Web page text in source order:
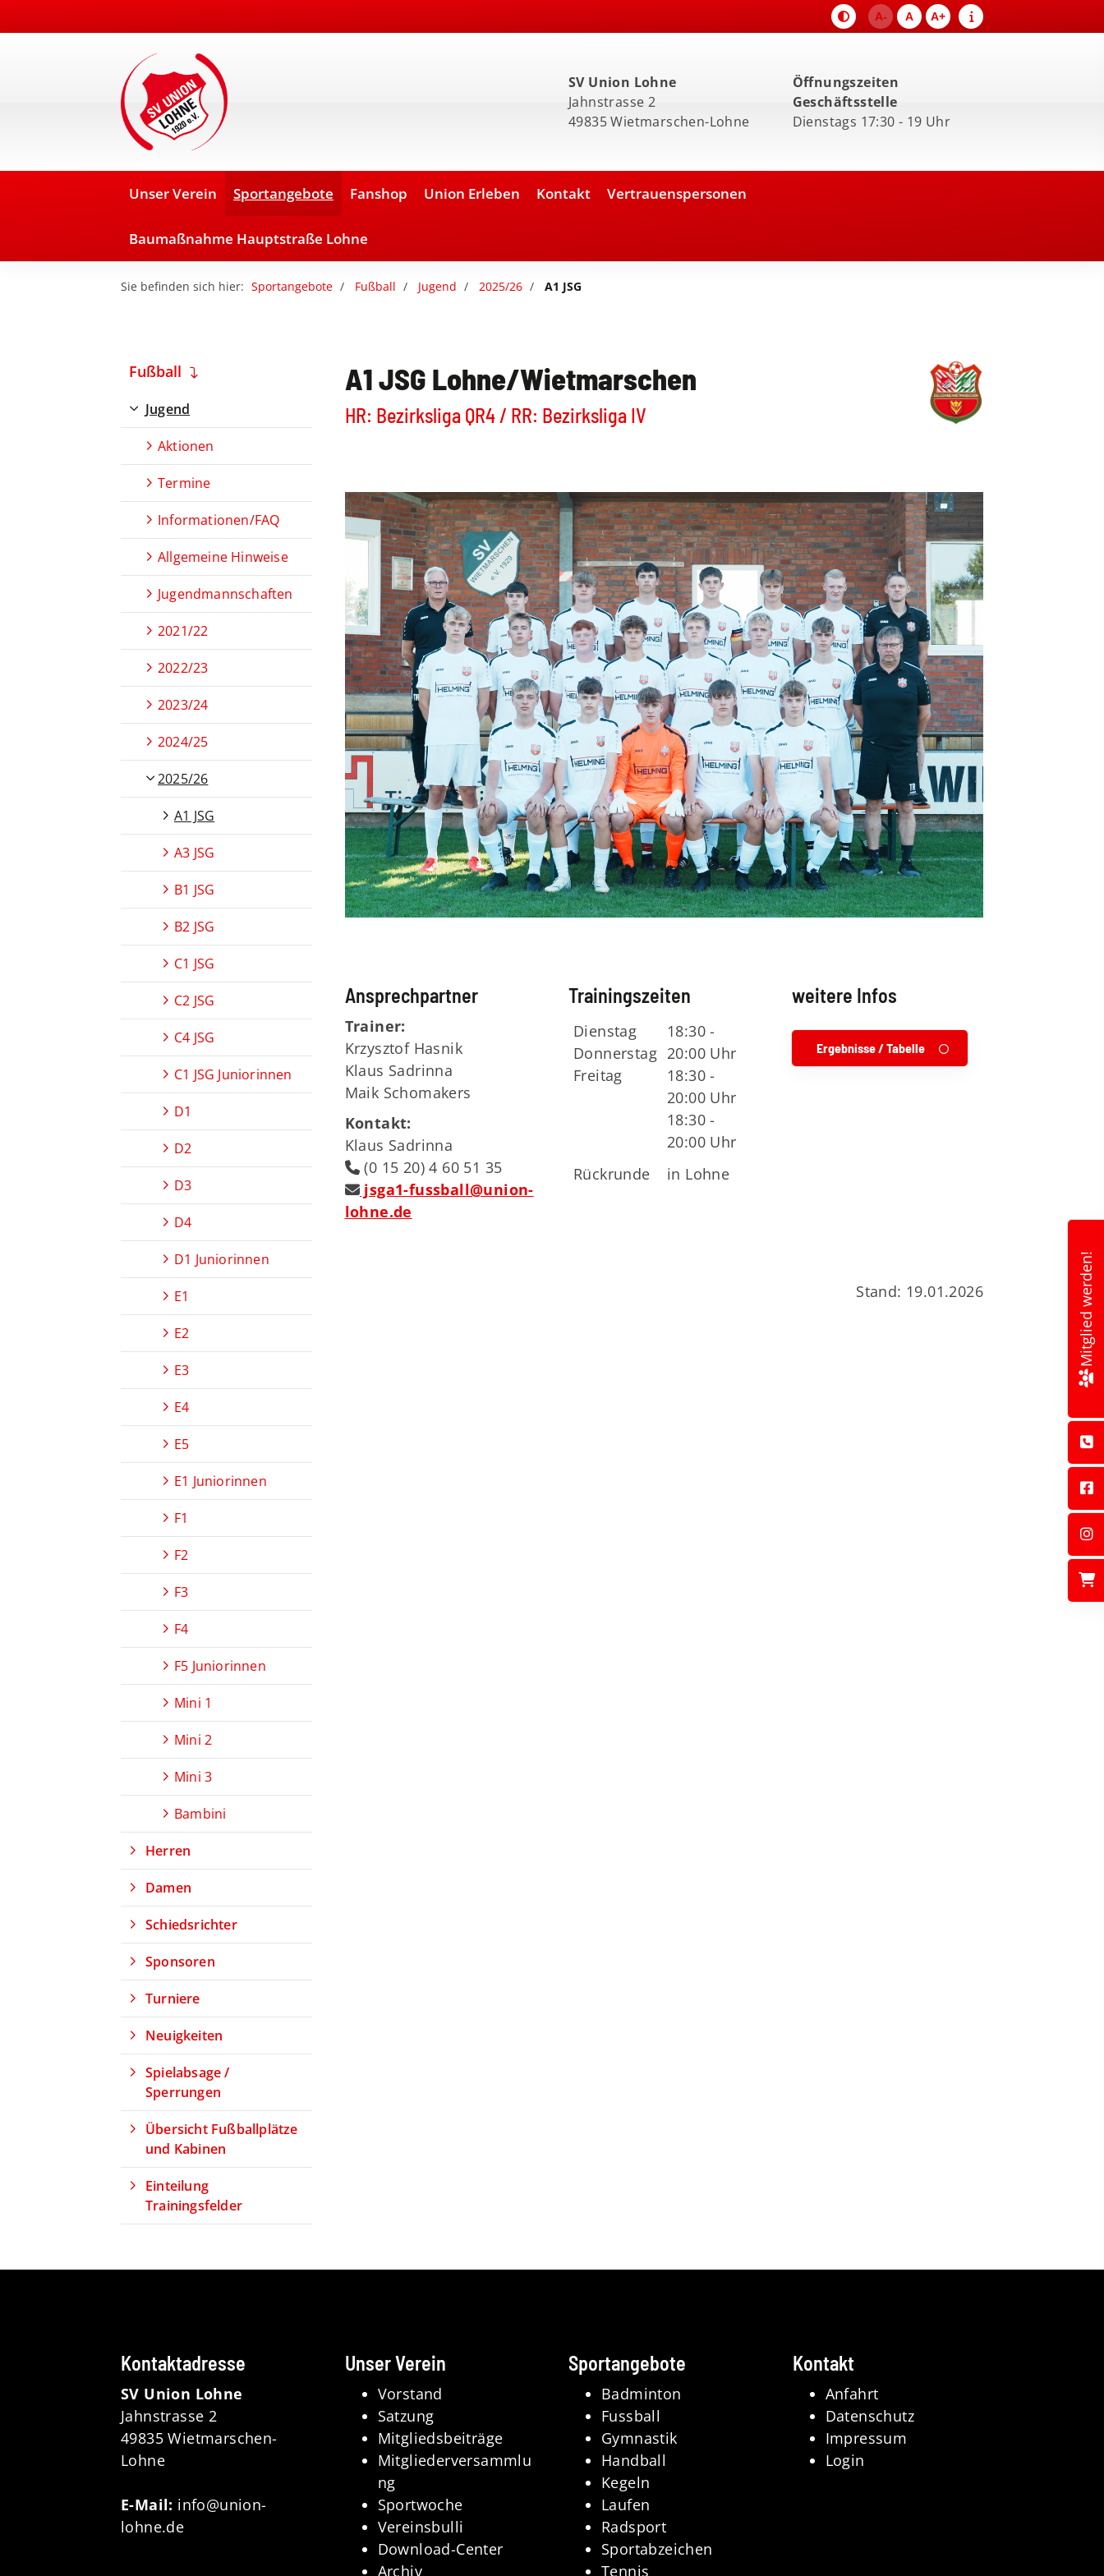
A- A A+
SV Union Lohne
Jahnstrasse 2
49835 Wietmarschen-Lohne
Öffnungszeiten
Geschäftsstelle
Dienstags 17:30 - 19 Uhr
Unser Verein Sportangebote Fanshop Union Erleben Kontakt Vertrauenspersonen
Baumaßnahme Hauptstraße Lohne
Sie befinden sich hier: Sportangebote Fußball Jugend 2025/26 A1 JSG
A1 JSG Lohne/Wietmarschen
HR: Bezirksliga QR4 / RR: Bezirksliga IV
Ansprechpartner
Trainer:
Krzysztof Hasnik
Klaus Sadrinna
Maik Schomakers
Kontakt:
Klaus Sadrinna
(0 15 20) 4 60 51 35
jsga1-fussball@union-
lohne.de
Trainingszeiten
Dienstag
Donnerstag
Freitag
18:30 -
20:00 Uhr
18:30 -
20:00 Uhr
18:30 -
20:00 Uhr
Rückrunde
in Lohne
weitere Infos
Ergebnisse / Tabelle
Stand: 19.01.2026
Fußball
Jugend
Aktionen
Termine
Informationen/FAQ
Allgemeine Hinweise
Jugendmannschaften
2021/22
2022/23
2023/24
2024/25
2025/26
A1 JSG
A3 JSG
B1 JSG
B2 JSG
C1 JSG
C2 JSG
C4 JSG
C1 JSG Juniorinnen
D1
D2
D3
D4
D1 Juniorinnen
E1
E2
E3
E4
E5
E1 Juniorinnen
F1
F2
F3
F4
F5 Juniorinnen
Mini 1
Mini 2
Mini 3
Bambini
Herren
Damen
Schiedsrichter
Sponsoren
Turniere
Neuigkeiten
Spielabsage /
Sperrungen
Übersicht Fußballplätze
und Kabinen
Einteilung
Trainingsfelder
Kontaktadresse
SV Union Lohne
Jahnstrasse 2
49835 Wietmarschen-
Lohne
E-Mail: info@union-
lohne.de
Unser Verein
Vorstand
Satzung
Mitgliedsbeiträge
Mitgliederversammlu
ng
Sportwoche
Vereinsbulli
Download-Center
Archiv
Sportangebote
Badminton
Fussball
Gymnastik
Handball
Kegeln
Laufen
Radsport
Sportabzeichen
Tennis
Kontakt
Anfahrt
Datenschutz
Impressum
Login
Mitglied werden!